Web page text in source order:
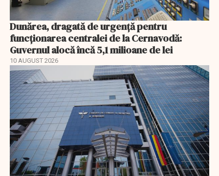
Dunărea, dragată de urgență pentru
funcţionarea centralei de la Cernavodă:
Guvernul alocă încă 5,1 milioane de lei
10 AUGUST 2026